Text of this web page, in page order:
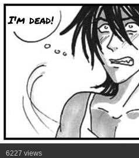
I'm dead!
6227 views